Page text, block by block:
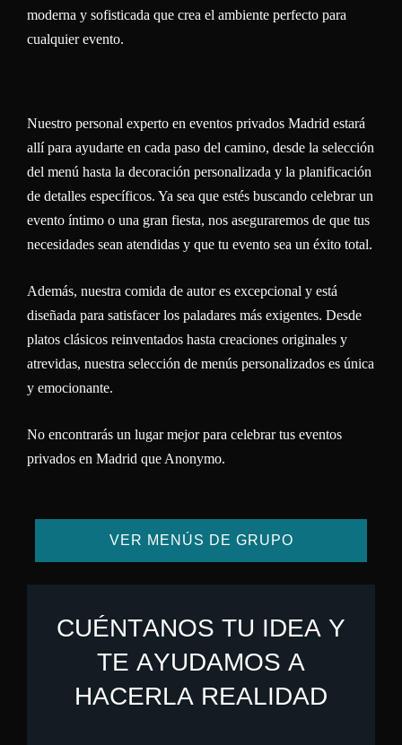
moderna y sofisticada que crea el ambiente perfecto para
cualquier evento.
Nuestro personal experto en eventos privados Madrid estará
allí para ayudarte en cada paso del camino, desde la selección
del menú hasta la decoración personalizada y la planificación
de detalles específicos. Ya sea que estés buscando celebrar un
evento íntimo o una gran fiesta, nos aseguraremos de que tus
necesidades sean atendidas y que tu evento sea un éxito total.
Además, nuestra comida de autor es excepcional y está
diseñada para satisfacer los paladares más exigentes. Desde
platos clásicos reinventados hasta creaciones originales y
atrevidas, nuestra selección de menús personalizados es única
y emocionante.
No encontrarás un lugar mejor para celebrar tus eventos
privados en Madrid que Anonymo.
VER MENÚS DE GRUPO
CUÉNTANOS TU IDEA Y
TE AYUDAMOS A
HACERLA REALIDAD